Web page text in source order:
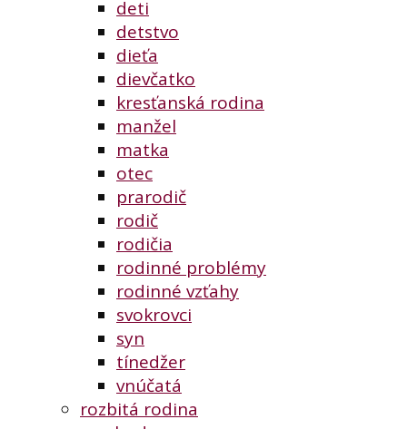
deti
detstvo
dieťa
dievčatko
kresťanská rodina
manžel
matka
otec
prarodič
rodič
rodičia
rodinné problémy
rodinné vzťahy
svokrovci
syn
tínedžer
vnúčatá
rozbitá rodina